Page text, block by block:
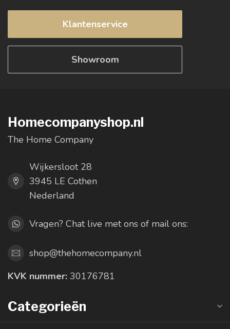
Klantenservice
Showroom
Homecompanyshop.nl
The Home Company
Wijkersloot 28
3945 LE Cothen
Nederland
Vragen? Chat live met ons of mail ons:
shop@thehomecompany.nl
KVK nummer: 30176781
Categorieën